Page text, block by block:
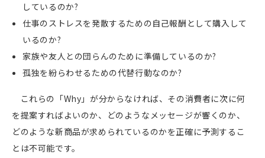
しているのか?
仕事のストレスを発散するための自己報酬として購入して
いるのか?
家族や友人との団らんのために準備しているのか?
孤独を紛らわせるための代替行動なのか?
これらの「Why 」が分からなければ、その消費者に次に何
を提案すればよいのか、どのようなメッセージが響くのか、
どのような新商品が求められているのかを正確に予測するこ
とは不可能です。